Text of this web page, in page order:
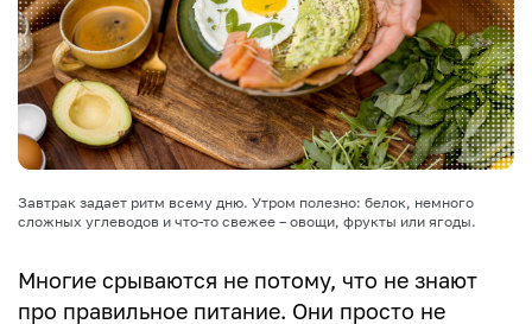
Завтрак задает ритм всему дню. Утром полезно: белок, немного
сложных углеводов и что-то свежее – овощи, фрукты или ягоды.
Многие срываются не потому, что не знают
про правильное питание. Они просто не